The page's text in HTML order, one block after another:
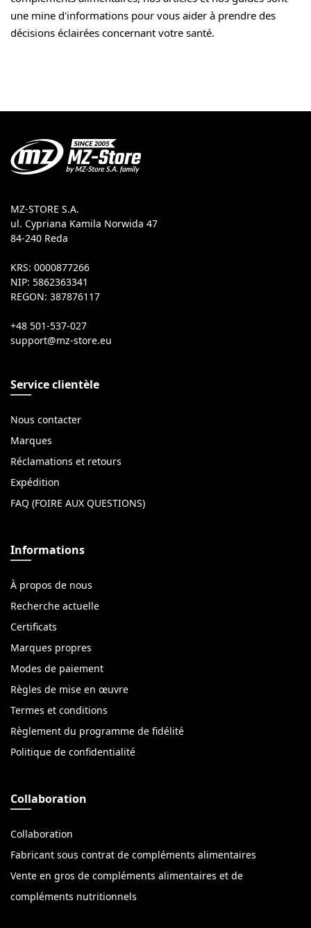
une mine d'informations pour vous aider à prendre des
décisions éclairées concernant votre santé.
MZ-STORE S.A.
ul. Cypriana Kamila Norwida 47
84-240 Reda
KRS: 0000877266
NIP: 5862363341
REGON: 387876117
+48 501-537-027
Service clientèle
Nous contacter
Marques
Réclamations et retours
Expédition
FAQ (FOIRE AUX QUESTIONS)
Informations
À propos de nous
Recherche actuelle
Certificats
Marques propres
Modes de paiement
Règles de mise en œuvre
Termes et conditions
Règlement du programme de fidélité
Politique de confidentialité
Collaboration
Collaboration
Fabricant sous contrat de compléments alimentaires
Vente en gros de compléments alimentaires et de
compléments nutritionnels